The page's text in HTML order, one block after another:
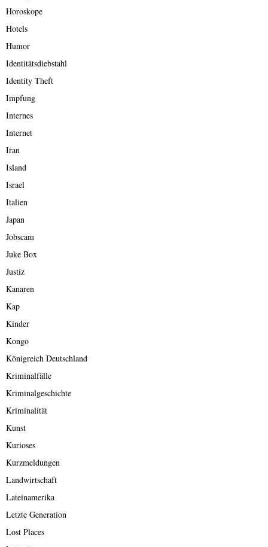
Horoskope
Hotels
Humor
Identitätsdiebstahl
Identity Theft
Impfung
Internes
Internet
Iran
Island
Israel
Italien
Japan
Jobscam
Juke Box
Justiz
Kanaren
Kap
Kinder
Kongo
Königreich Deutschland
Kriminalfälle
Kriminalgeschichte
Kriminalität
Kunst
Kurioses
Kurzmeldungen
Landwirtschaft
Lateinamerika
Letzte Generation
Lost Places